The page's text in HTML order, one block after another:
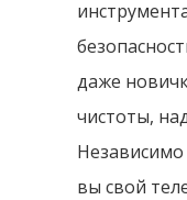
даже
чистоты,
вы свой